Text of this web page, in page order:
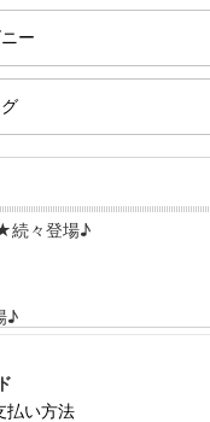
ー
続々登場♪
♪
新入荷★
払い方法